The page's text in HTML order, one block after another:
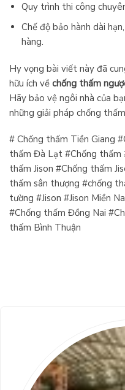
Quy trình thi công
Chế độ bảo hành dài
hàng.
Hy vọng bài viết này đã
hữu ích về chống thấm
Hãy bảo vệ ngôi nhà của
những giải pháp chống
# Chống thấm Tiền Giang
thấm Đà Lạt #Chống thấm
thấm Jison #Chống thấm
thấm sân thượng #chống
tường #Jison #Jison Miền
#Chống thấm Đồng Nai
thấm Bình Thuận